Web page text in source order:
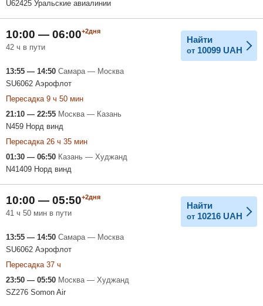
U62425 Уральские авиалинии
10:00 — 06:00+2дня
42 ч в пути
Найти
от 10099 UAH
13:55 — 14:50 Самара — Москва
SU6062 Аэрофлот
Пересадка 9 ч 50 мин
21:10 — 22:55 Москва — Казань
N459 Норд винд
Пересадка 26 ч 35 мин
01:30 — 06:50 Казань — Худжанд
N41409 Норд винд
10:00 — 05:50+2дня
41 ч 50 мин в пути
Найти
от 10216 UAH
13:55 — 14:50 Самара — Москва
SU6062 Аэрофлот
Пересадка 37 ч
23:50 — 05:50 Москва — Худжанд
SZ276 Somon Air